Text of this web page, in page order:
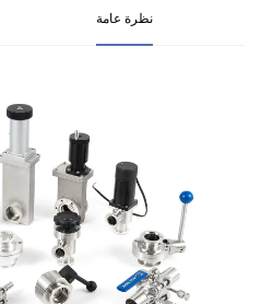
نظرة عامة